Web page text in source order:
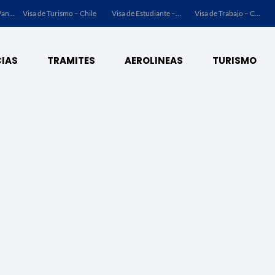
Visa de Turismo – Panamá Visa de Turismo – Chile Visa de Estudiante – Chile Visa de Trabajo – Chile
TRAMITES AEROLINEAS TURISMO